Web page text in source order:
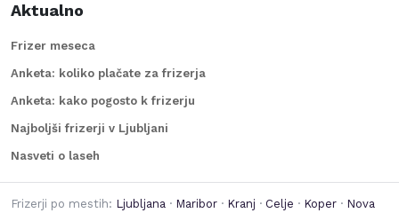
Aktualno
Frizer meseca
Anketa: koliko plačate za frizerja
Anketa: kako pogosto k frizerju
Najboljši frizerji v Ljubljani
Nasveti o laseh
Frizerji po mestih: Ljubljana · Maribor · Kranj · Celje · Koper · Nova